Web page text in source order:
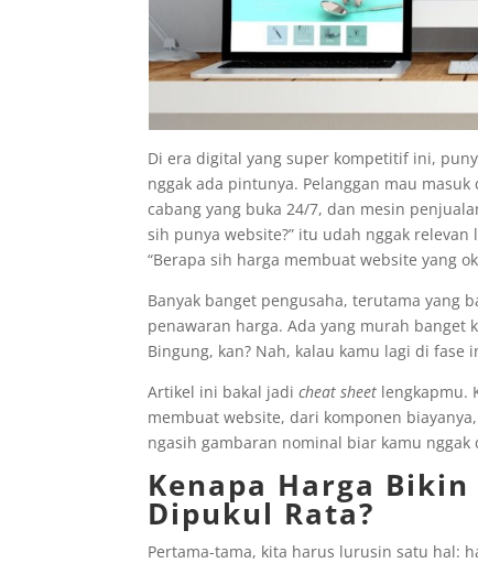
Di era digital yang super kompetitif ini,
nggak ada pintunya. Pelanggan mau
cabang yang buka 24/7, dan mesin
sih punya website?” itu udah nggak
“Berapa sih harga membuat website yang
Banyak banget pengusaha, terutama yang
penawaran harga. Ada yang murah banget
Bingung, kan? Nah, kalau kamu lagi di fase
Artikel ini bakal jadicheat sheet lengkapmu.
membuat website, dari komponen
ngasih gambaran nominal biar kamu nggak
Kenapa Harga
Dipukul Rata?
Pertama-tama, kita harus lurusin satu hal: